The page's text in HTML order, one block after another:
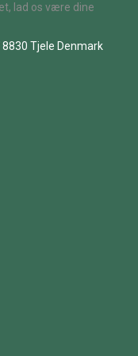
lad os være dine
Tjele Denmark